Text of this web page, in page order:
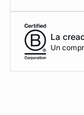
La
Un